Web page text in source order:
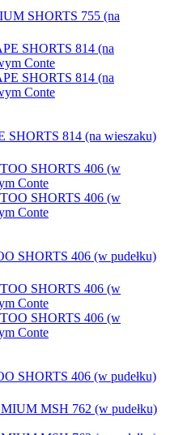
SHORTS 755 (na
SHORTS 814 (na wieszaku)
SHORTS 406 (w pudełku)
SHORTS 406 (w pudełku)